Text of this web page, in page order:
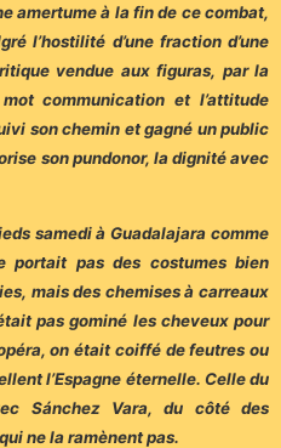
amertume à la fin de ce combat,
l’hostilité d’une fraction d’une
vendue aux figuras, par la
communication et l’attitude
son chemin et gagné un public
son pundonor, la dignité avec
samedi à Guadalajara comme
pas des costumes bien
mais des chemises à carreaux
pas gominé les cheveux pour
on était coiffé de feutres ou
l’Espagne éternelle. Celle du
Sánchez Vara, du côté des
ne la ramènent pas.